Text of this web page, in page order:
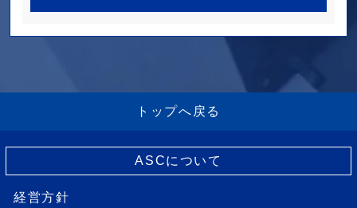
トップへ戻る
ASCについて
経営方針